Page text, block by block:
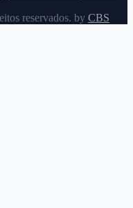
reservados. by CBS